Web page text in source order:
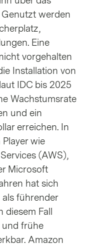
Genutzt werden
Eine
vorgehalten
Installation von
IDC bis 2025
Wachstumsrate
und ein
erreichen. In
wie
(AWS),
Microsoft
hat sich
führender
Fall
und frühe
Amazon